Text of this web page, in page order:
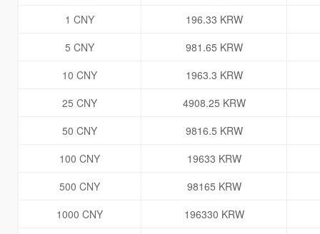
1 CNY
196.33 KRW
5 CNY
981.65 KRW
10 CNY
1963.3 KRW
25 CNY
4908.25 KRW
50 CNY
9816.5 KRW
100 CNY
19633 KRW
500 CNY
98165 KRW
1000 CNY
196330 KRW